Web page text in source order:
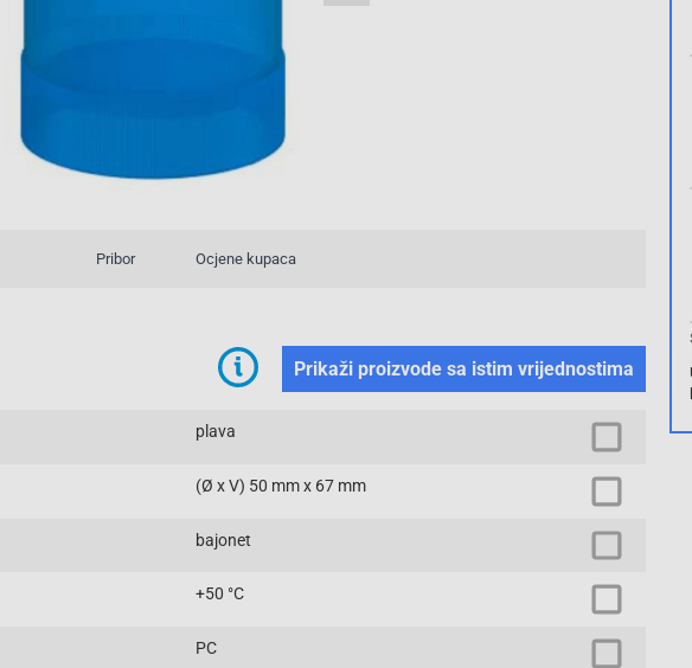
Pribor Ocjene kupaca
Prikaži proizvode sa istim vrijednostima
plava
(Ø x V) 50 mm x 67 mm
bajonet
+50 °C
PC